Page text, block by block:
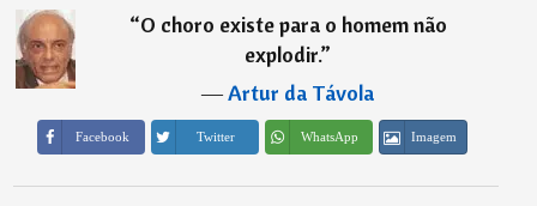
“O choro existe para o homem não
explodir.”
―Artur da Távola
Facebook Twitter WhatsApp Imagem